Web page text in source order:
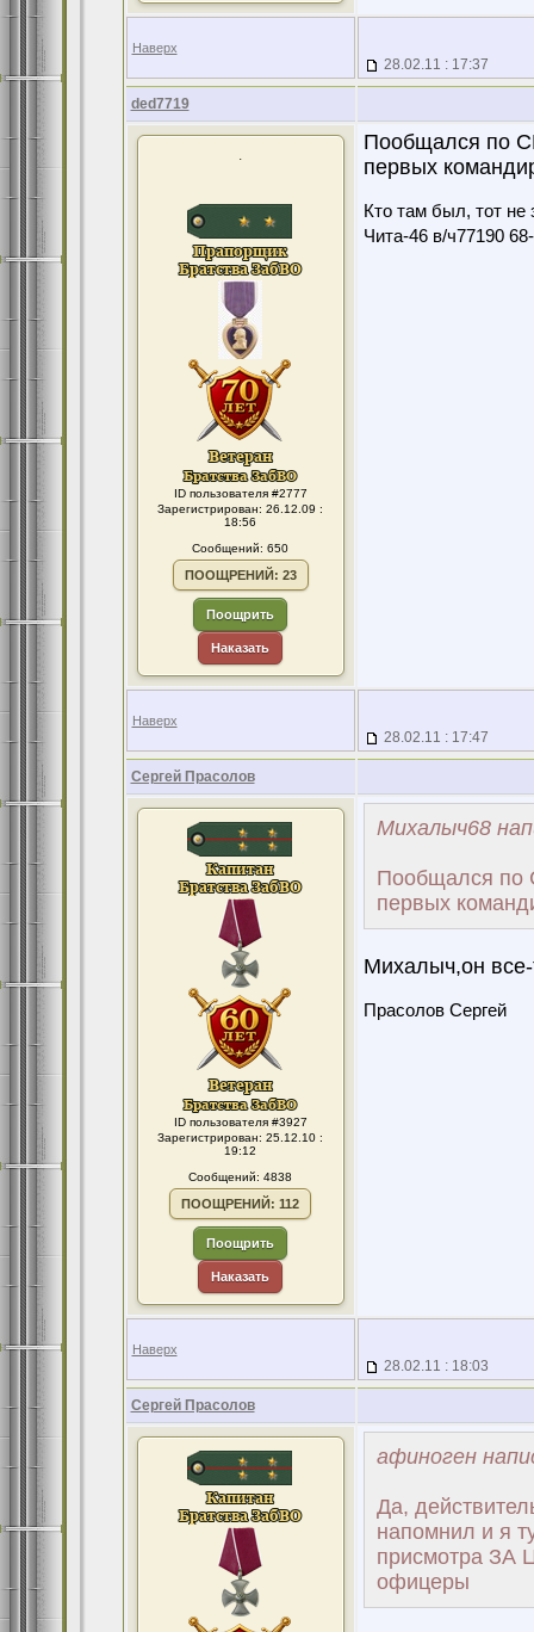
Наверх
28.02.11 : 17:37
ded7719
.
ID пользователя #2777
Зарегистрирован: 26.12.09 :
18:56
Сообщений: 650
ПООЩРЕНИЙ: 23
Поощрить
Наказать
Пообщался по
первых
Кто там был, тот не
Чита-46 в/ч77190 68-
Наверх
28.02.11 : 17:47
Сергей Прасолов
ID пользователя #3927
Зарегистрирован: 25.12.10 :
19:12
Сообщений: 4838
ПООЩРЕНИЙ: 112
Поощрить
Наказать
Михалыч68
Пообщался по
первых
Михалыч,он
Прасолов Сергей
Наверх
28.02.11 : 18:03
Сергей Прасолов
афиноген
Да,
напомнил и я
присмотра ЗА
офицеры